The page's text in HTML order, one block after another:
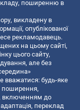
поширенню в
викладену в
опублікованої
рекламодавець.
на цьому сайті,
цього сайту,
але без
вважатися: будь-яке
поширення,
включенням до
переклад